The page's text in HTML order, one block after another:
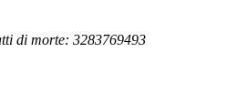
di morte: 3283769493